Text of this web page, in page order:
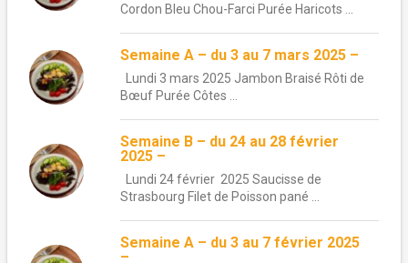
Cordon Bleu Chou-Farci Purée Haricots ...
Semaine A – du 3 au 7 mars 2025 –
Lundi 3 mars 2025 Jambon Braisé Rôti de
Bœuf Purée Côtes ...
Semaine B – du 24 au 28 février
2025 –
Lundi 24 février 2025 Saucisse de
Strasbourg Filet de Poisson pané ...
Semaine A – du 3 au 7 février 2025
–